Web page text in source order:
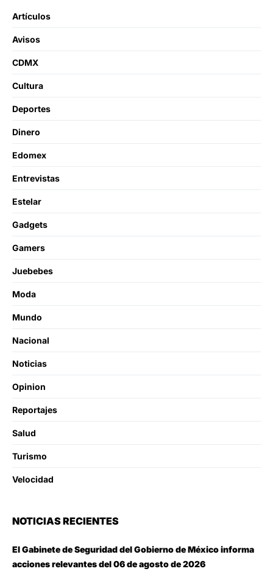
Artículos
Avisos
CDMX
Cultura
Deportes
Dinero
Edomex
Entrevistas
Estelar
Gadgets
Gamers
Juebebes
Moda
Mundo
Nacional
Noticias
Opinion
Reportajes
Salud
Turismo
Velocidad
NOTICIAS RECIENTES
El Gabinete de Seguridad del Gobierno de México informa
acciones relevantes del 06 de agosto de 2026